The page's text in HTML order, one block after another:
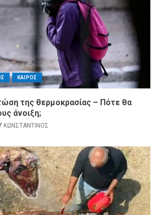
ΚΑΙΡΟΣ
της θερμοκρασίας – Πότε θα
άνοιξη;
ΚΩΝΣΤΑΝΤΙΝΟΣ